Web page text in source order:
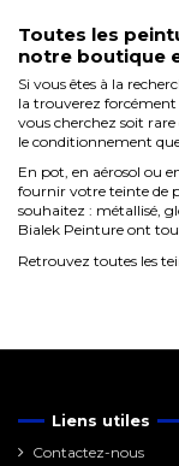
Toutes les
notre boutique
Si vous êtes à la
la trouverez
vous cherchez soit
le conditionnement
En pot, en aérosol ou
fournir votre teinte de
souhaitez : métallisé,
Bialek Peinture ont
Retrouvez toutes les
Liens utiles
Contactez-nous